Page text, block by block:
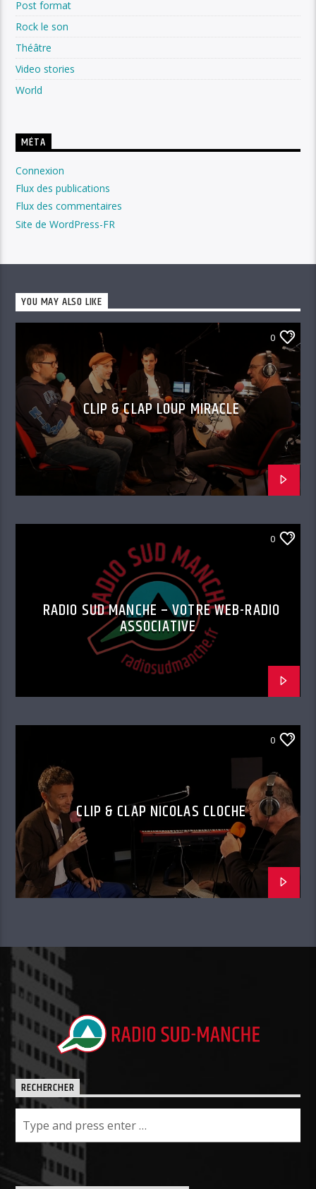
Post format
Rock le son
Théâtre
Video stories
World
MÉTA
Connexion
Flux des publications
Flux des commentaires
Site de WordPress-FR
YOU MAY ALSO LIKE
0
CLIP & CLAP LOUP MIRACLE
0
RADIO SUD MANCHE – VOTRE WEB-RADIO
ASSOCIATIVE
0
CLIP & CLAP NICOLAS CLOCHE
RECHERCHER